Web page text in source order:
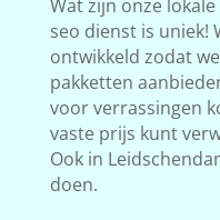
Wat zijn onze lokale
seo dienst is uniek!
ontwikkeld zodat
pakketten
voor verrassingen
vaste prijs kunt
Ook in
doen.